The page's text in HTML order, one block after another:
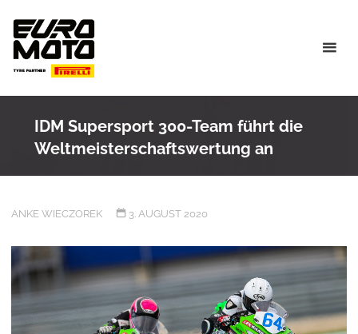
content
IDM Supersport 300-Team führt die
Weltmeisterschaftswertung an
ANKE WIECZOREK 3. AUGUST 2020